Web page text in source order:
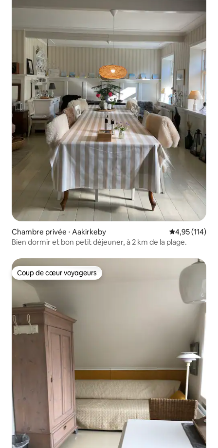
Chambre privée ⋅ Aakirkeby Évaluation
4,95 (114)
Bien dormir et bon petit déjeuner, à 2 km de la plage.
Coup de cœur voyageurs
Coup de cœur voyageurs